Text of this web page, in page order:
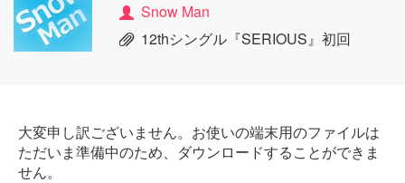
Snow Man
12thシングル『SERIOUS』初回
大変申し訳ございません。お使いの端末用のファイルは
ただいま準備中のため、ダウンロードすることができま
せん。